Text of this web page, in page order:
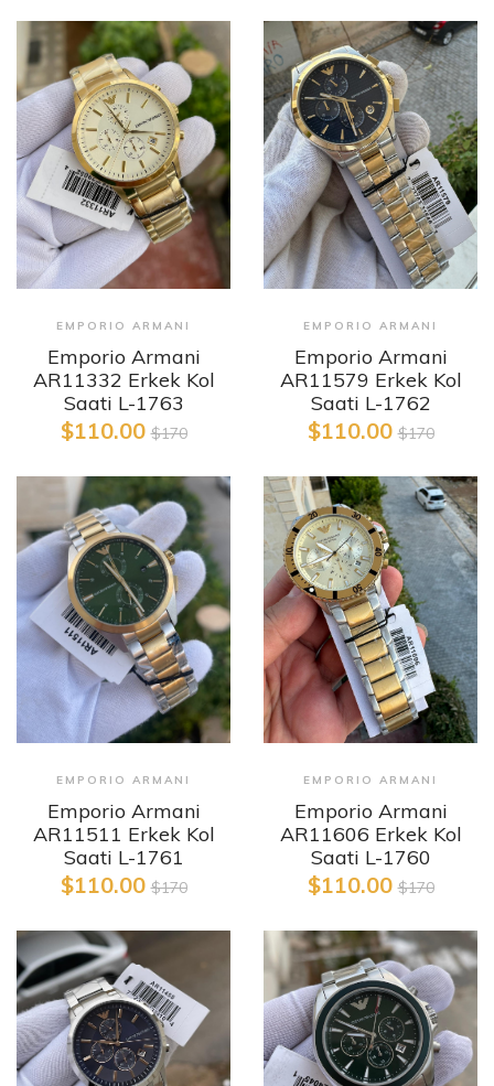
EMPORIO ARMANI
Emporio Armani
AR11332 Erkek Kol
Saati L-1763
$110.00$170
EMPORIO ARMANI
Emporio Armani
AR11579 Erkek Kol
Saati L-1762
$110.00$170
EMPORIO ARMANI
Emporio Armani
AR11511 Erkek Kol
Saati L-1761
$110.00$170
EMPORIO ARMANI
Emporio Armani
AR11606 Erkek Kol
Saati L-1760
$110.00$170